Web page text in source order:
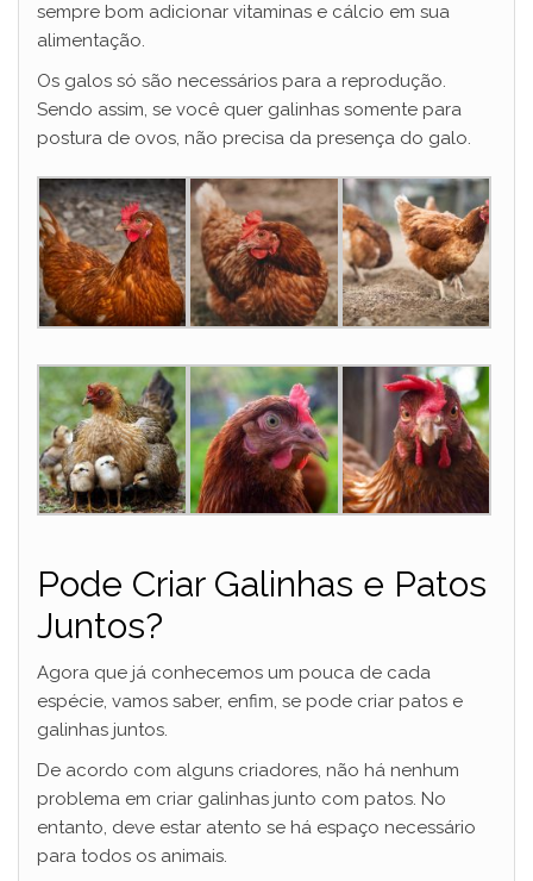
sempre bom adicionar vitaminas e cálcio em sua
alimentação.
Os galos só são necessários para a reprodução.
Sendo assim, se você quer galinhas somente para
postura de ovos, não precisa da presença do galo.
Pode Criar Galinhas e Patos
Juntos?
Agora que já conhecemos um pouca de cada
espécie, vamos saber, enfim, se pode criar patos e
galinhas juntos.
De acordo com alguns criadores, não há nenhum
problema em criar galinhas junto com patos. No
entanto, deve estar atento se há espaço necessário
para todos os animais.